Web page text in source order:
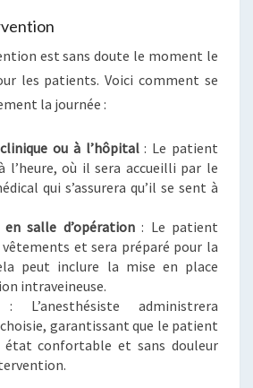
est sans doute le moment le
les patients. Voici comment se
la journée :
ou à l’hôpital: Le patient
l’heure, où il sera accueilli par le
qui s’assurera qu’il se sent à
salle d’opération: Le patient
vêtements et sera préparé pour la
peut inclure la mise en place
intraveineuse.
: L’anesthésiste administrera
choisie, garantissant que le patient
état confortable et sans douleur